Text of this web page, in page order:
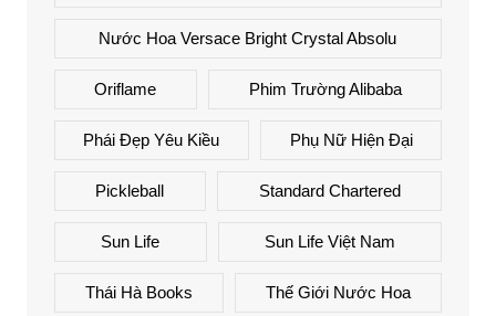
Nước Hoa Versace Bright Crystal Absolu
Oriflame Phim Trường Alibaba
Phái Đẹp Yêu Kiều Phụ Nữ Hiện Đại
Pickleball Standard Chartered
Sun Life Sun Life Việt Nam
Thái Hà Books Thế Giới Nước Hoa